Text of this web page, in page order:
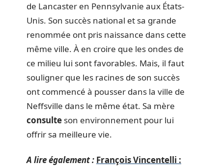
de Lancaster en Pennsylvanie aux États-
Unis. Son succès national et sa grande
renommée ont pris naissance dans cette
même ville. À en croire que les ondes de
ce milieu lui sont favorables. Mais, il faut
souligner que les racines de son succès
ont commencé à pousser dans la ville de
Neffsville dans le même état. Sa mère
consulte son environnement pour lui
offrir sa meilleure vie.
A lire également : François Vincentelli :